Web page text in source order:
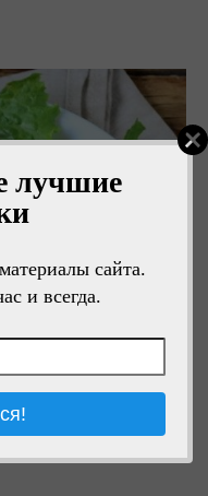
лучшие
сайта.
и всегда.